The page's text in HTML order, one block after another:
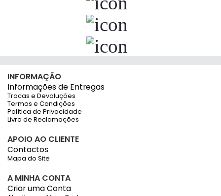
INFORMAÇÃO
Informações de Entregas
Trocas e Devoluções
Termos e Condições
Política de Privacidade
Livro de Reclamações
APOIO AO CLIENTE
Contactos
Mapa do Site
A MINHA CONTA
Criar uma Conta